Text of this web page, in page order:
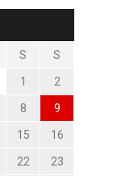
S S
1 2
8 9
15 16
22 23